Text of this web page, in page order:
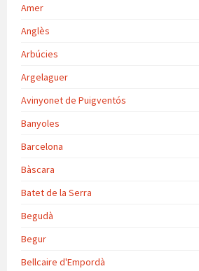
Amer
Anglès
Arbúcies
Argelaguer
Avinyonet de Puigventós
Banyoles
Barcelona
Bàscara
Batet de la Serra
Begudà
Begur
Bellcaire d'Empordà